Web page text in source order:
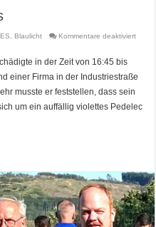
Blaulicht Kommentare deaktiviertfür
in der Zeit von 16:45 bis
einer Firma in der Industriestraße
musste er feststellen, dass sein
um ein auffällig violettes Pedelec